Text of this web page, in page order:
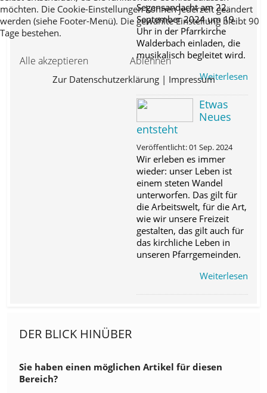
Segensandacht am 22.
September 2024 um 19
Uhr in der Pfarrkirche
Walderbach einladen, die
musikalisch begleitet wird.
Weiterlesen
Etwas
Neues
entsteht
Veröffentlicht: 01 Sep. 2024
Wir erleben es immer
wieder: unser Leben ist
einem steten Wandel
unterworfen. Das gilt für
die Arbeitswelt, für die Art,
wie wir unsere Freizeit
gestalten, das gilt auch für
das kirchliche Leben in
unseren Pfarrgemeinden.
Weiterlesen
DER BLICK HINÜBER
Sie haben einen möglichen Artikel für diesen
Bereich?
möchten. Die Cookie-Einstellungen können jederzeit geändert
werden (siehe Footer-Menü). Die gewählte Einstellung bleibt 90
Tage bestehen.
Alle akzeptieren Ablehnen
Zur Datenschutzerklärung| Impressum